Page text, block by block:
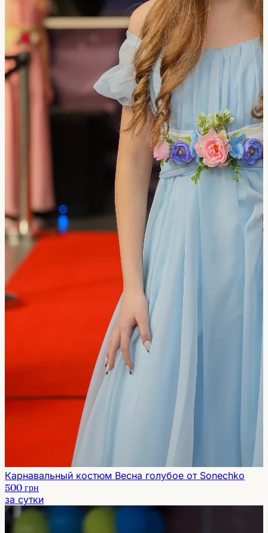
Карнавальный костюм Весна голубое от Sonechko
500 грн
за сутки